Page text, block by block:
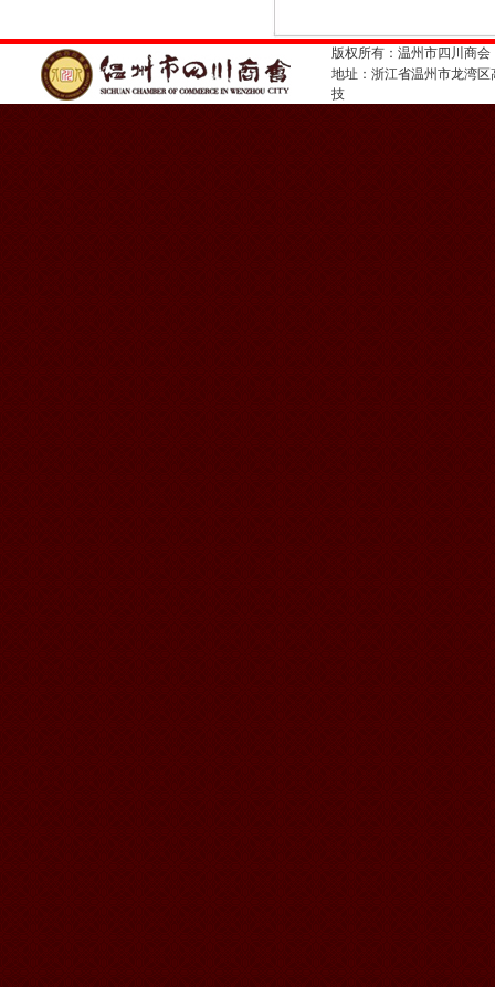
版权所有：温州市四川商
地址：浙江省温州市龙湾
技